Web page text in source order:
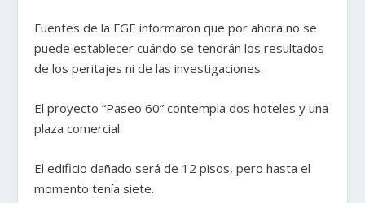
Fuentes de la FGE informaron que por ahora no se
puede establecer cuándo se tendrán los resultados
de los peritajes ni de las investigaciones.
El proyecto “Paseo 60” contempla dos hoteles y una
plaza comercial.
El edificio dañado será de 12 pisos, pero hasta el
momento tenía siete.